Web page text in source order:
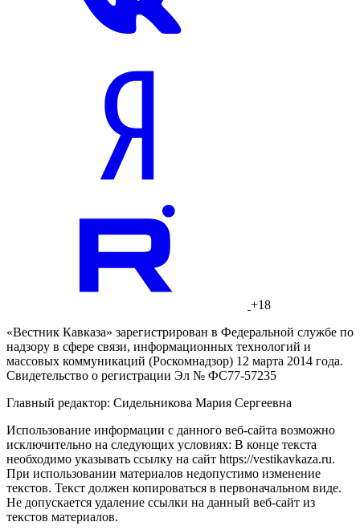
+18
«Вестник Кавказа» зарегистрирован в Федеральной службе по
надзору в сфере связи, информационных технологий и
массовых коммуникаций (Роскомнадзор) 12 марта 2014 года.
Свидетельство о регистрации Эл № ФС77-57235
Главный редактор: Сидельникова Мария Сергеевна
Использование информации с данного веб-сайта возможно
исключительно на следующих условиях: В конце текста
необходимо указывать ссылку на сайт https://vestikavkaza.ru.
При использовании материалов недопустимо изменение
текстов. Текст должен копироваться в первоначальном виде.
Не допускается удаление ссылки на данный веб-сайт из
текстов материалов.